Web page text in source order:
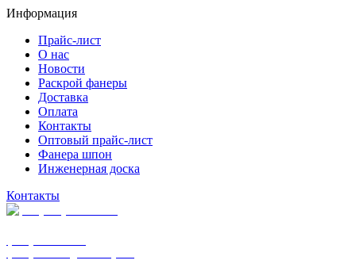
Информация
Прайс-лист
О нас
Новости
Раскрой фанеры
Доставка
Оплата
Контакты
Оптовый прайс-лист
Фанера шпон
Инженерная доска
Контакты